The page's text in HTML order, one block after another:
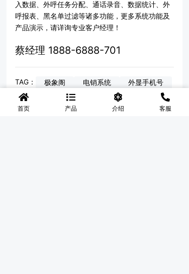
入数据、外呼任务分配、通话录音、数据统计、外
呼报表、黑名单过滤等诸多功能，更多系统功能及
产品演示，请详询专业客户经理！
蔡经理 1888-6888-701
TAG： 极象阁 电销系统 外显手机号
上一篇：没有了
首页 产品 介绍 客服